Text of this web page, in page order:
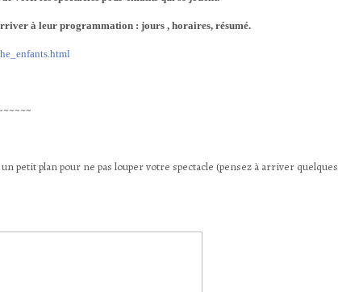
à leur programmation : jours , horaires, résumé.
petit plan pour ne pas louper votre spectacle (pensez à arriver quelques